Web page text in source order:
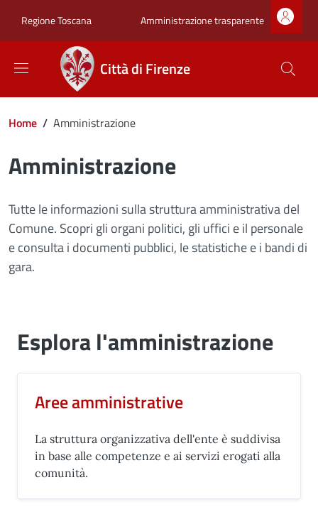
Regione Toscana Zona superiore
Amministrazione trasparente
Città di Firenze
Briciole di pane
Home / Amministrazione
Amministrazione
Tutte le informazioni sulla struttura amministrativa del
Comune. Scopri gli organi politici, gli uffici e il personale
e consulta i documenti pubblici, le statistiche e i bandi di
gara.
Esplora l'amministrazione
Aree amministrative
La struttura organizzativa dell'ente è suddivisa
in base alle competenze e ai servizi erogati alla
comunità.